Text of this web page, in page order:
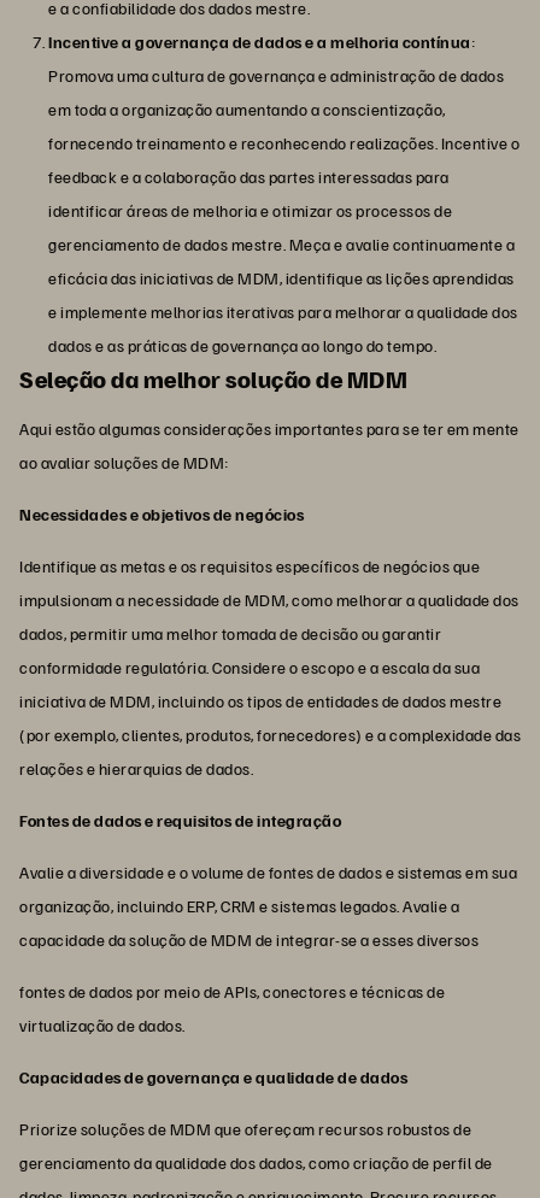
e a confiabilidade dos dados mestre.
Incentive a governança de dados e a melhoria contínua:
Promova uma cultura de governança e administração de dados
em toda a organização aumentando a conscientização,
fornecendo treinamento e reconhecendo realizações. Incentive o
feedback e a colaboração das partes interessadas para
identificar áreas de melhoria e otimizar os processos de
gerenciamento de dados mestre. Meça e avalie continuamente a
eficácia das iniciativas de MDM, identifique as lições aprendidas
e implemente melhorias iterativas para melhorar a qualidade dos
dados e as práticas de governança ao longo do tempo.
Seleção da melhor solução de MDM
Aqui estão algumas considerações importantes para se ter em mente
ao avaliar soluções de MDM:
Necessidades e objetivos de negócios
Identifique as metas e os requisitos específicos de negócios que
impulsionam a necessidade de MDM, como melhorar a qualidade dos
dados, permitir uma melhor tomada de decisão ou garantir
conformidade regulatória. Considere o escopo e a escala da sua
iniciativa de MDM, incluindo os tipos de entidades de dados mestre
(por exemplo, clientes, produtos, fornecedores) e a complexidade das
relações e hierarquias de dados.
Fontes de dados e requisitos de integração
Avalie a diversidade e o volume de fontes de dados e sistemas em sua
organização, incluindo ERP, CRM e sistemas legados. Avalie a
capacidade da solução de MDM de integrar-se a esses diversos
fontes de dados por meio de APIs, conectores e técnicas de
virtualização de dados.
Capacidades de governança e qualidade de dados
Priorize soluções de MDM que ofereçam recursos robustos de
gerenciamento da qualidade dos dados, como criação de perfil de